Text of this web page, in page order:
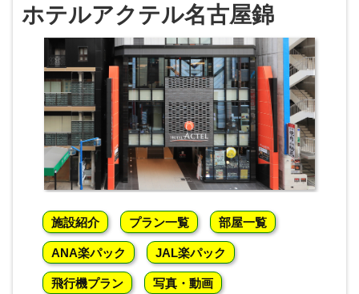
ホテルアクテル名古屋錦
施設紹介 プラン一覧 部屋一覧
ANA楽パック JAL楽パック
飛行機プラン 写真・動画